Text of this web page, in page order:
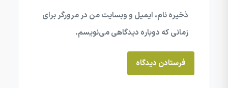
ذخیره نام، ایمیل و وبسایت من در مرورگر برای
زمانی که دوباره دیدگاهی می‌نویسم.